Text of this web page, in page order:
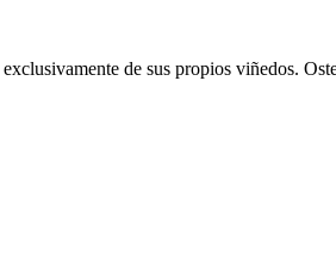
de sus propios viñedos.